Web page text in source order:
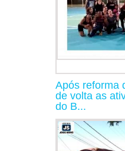
Após reforma
de volta as
do B...